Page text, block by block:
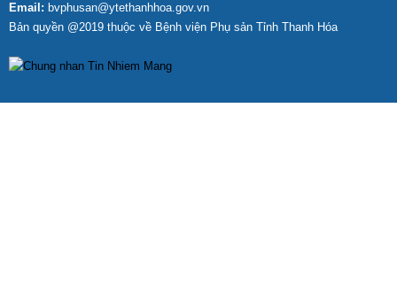
Email: bvphusan@ytethanhhoa.gov.vn
Bản quyền @2019 thuộc về Bệnh viện Phụ sản Tỉnh Thanh Hóa